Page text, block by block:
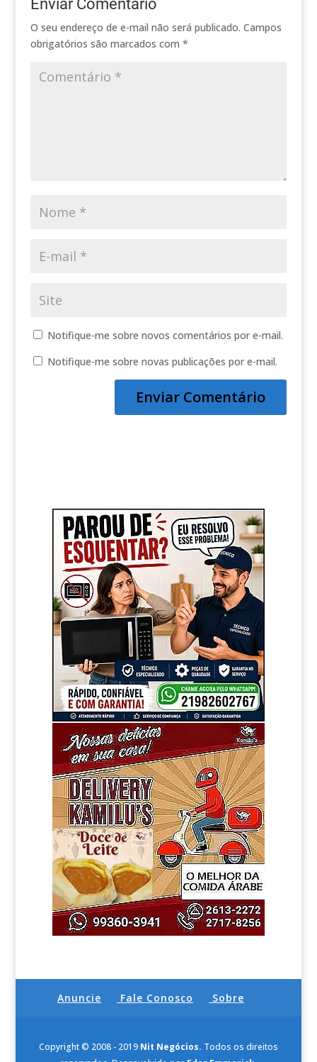
Niterói - RJ Telefone:
Endereço:…
Enviar Comentário
O seu endereço de e-mail não será publicado. Campos
obrigatórios são marcados com *
Notifique-me sobre novos comentários por e-mail.
Notifique-me sobre novas publicações por e-mail.
Anuncie Fale Conosco Sobre
Copyright © 2008 - 2019 Nit Negócios. Todos os direitos